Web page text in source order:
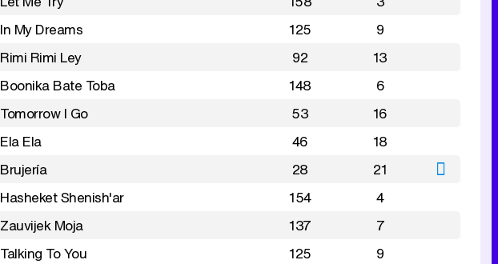
In My Dreams 125 9
Rimi Rimi Ley 92 13
Boonika Bate Toba 148 6
Tomorrow I Go 53 16
Ela Ela 46 18
Brujería 28 21
Hasheket Shenish'ar 154 4
Zauvijek Moja 137 7
Talking To You 125 9